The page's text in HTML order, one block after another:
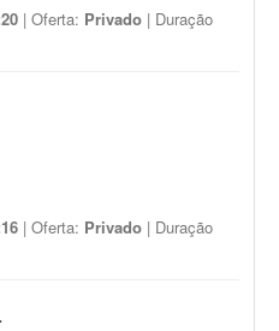
| Oferta: Privado | Duração
| Oferta: Privado | Duração